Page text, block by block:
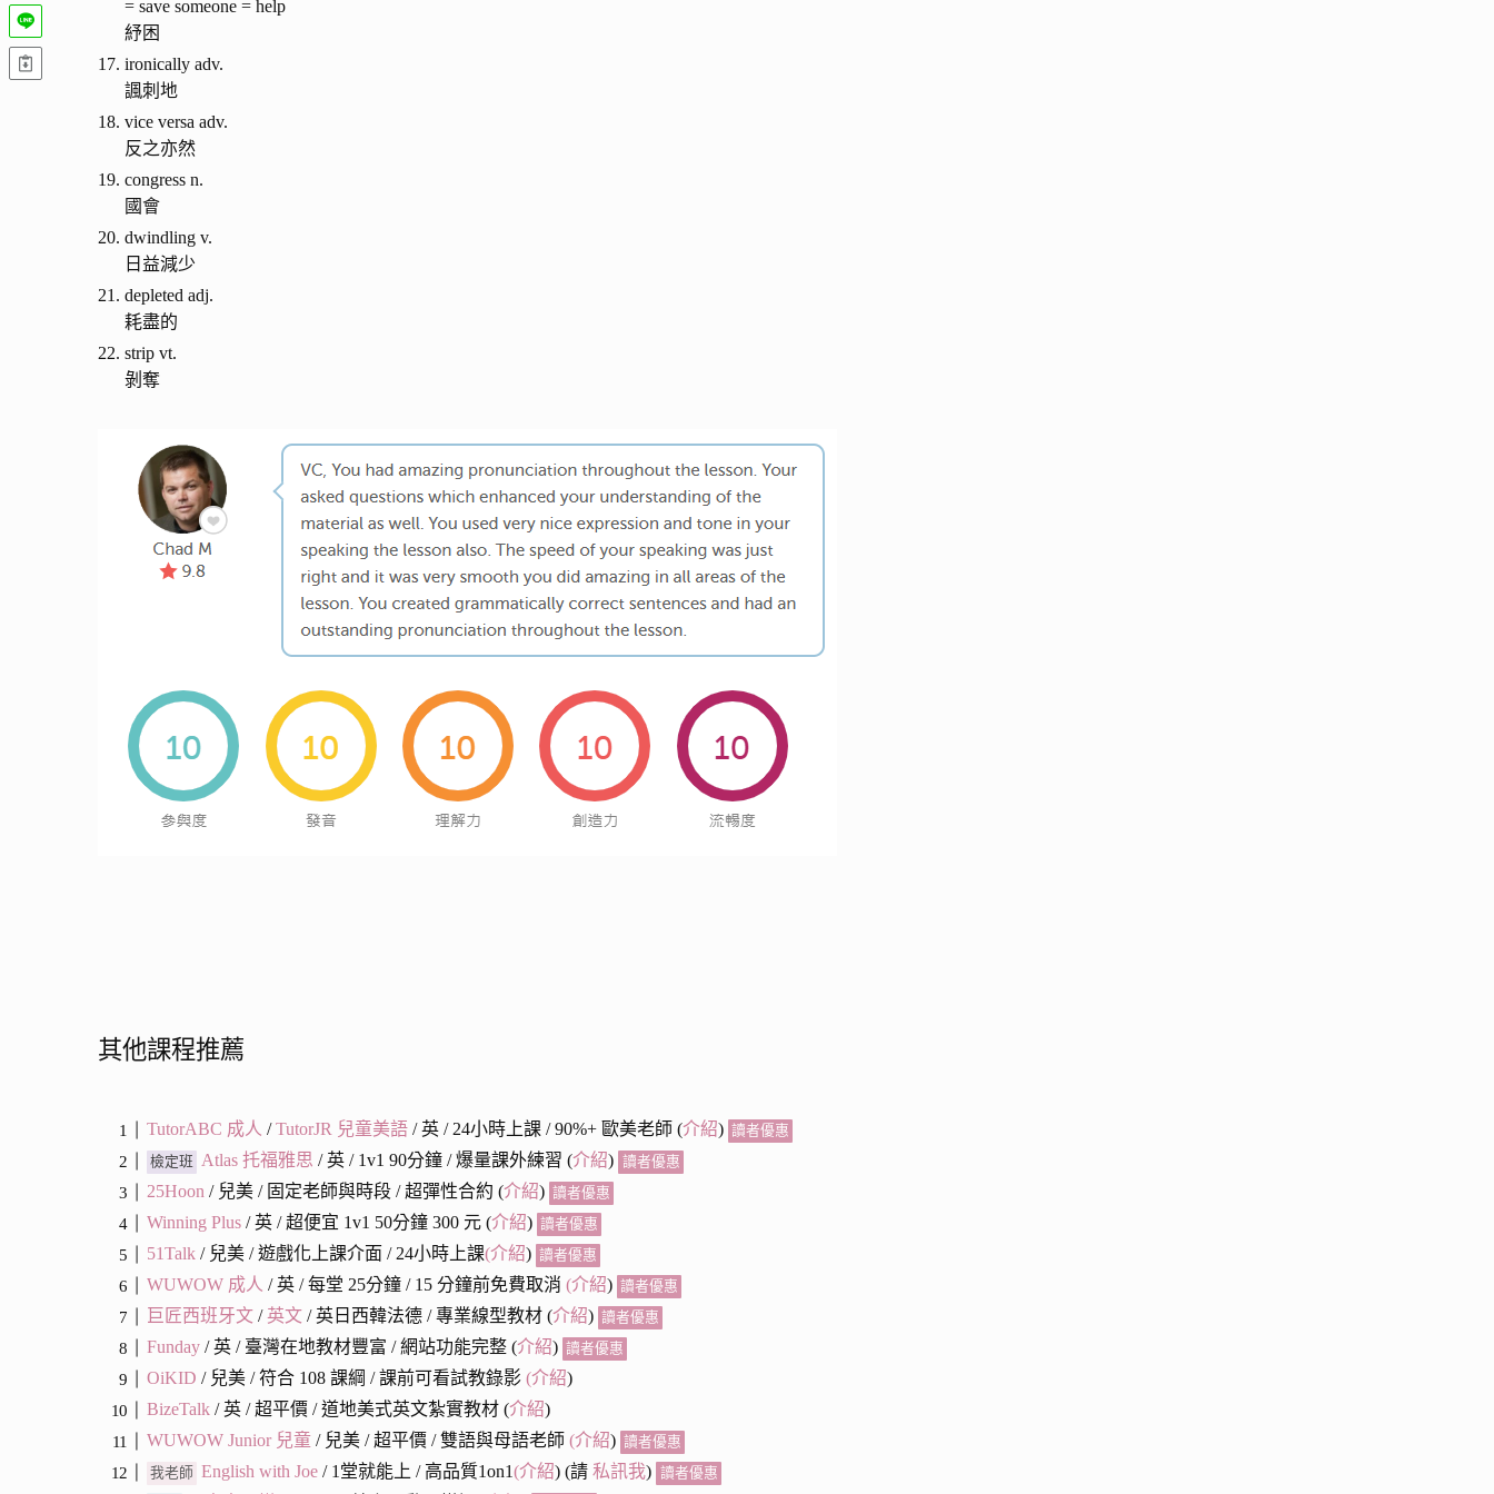
= save someone = help
紓困
ironically adv.
諷刺地
vice versa adv.
反之亦然
congress n.
國會
dwindling v.
日益減少
depleted adj.
耗盡的
strip vt.
剝奪
其他課程推薦
TutorABC 成人 /TutorJR 兒童美語 / 英 / 24小時上課 / 90%+ 歐美老師 (介紹) 讀者優惠
檢定班
Atlas 托福雅思 / 英 / 1v1 90分鐘 / 爆量課外練習 (介紹) 讀者優惠
25Hoon / 兒美 / 固定老師與時段 / 超彈性合約 (介紹) 讀者優惠
Winning Plus / 英 / 超便宜 1v1 50分鐘 300 元 (介紹) 讀者優惠
51Talk / 兒美 / 遊戲化上課介面 / 24小時上課(介紹) 讀者優惠
WUWOW 成人 / 英 / 每堂 25分鐘 / 15 分鐘前免費取消 (介紹) 讀者優惠
巨匠西班牙文 /英文 / 英日西韓法德 / 專業線型教材 (介紹) 讀者優惠
Funday / 英 / 臺灣在地教材豐富 / 網站功能完整 (介紹) 讀者優惠
OiKID / 兒美 / 符合 108 課綱 / 課前可看試教錄影 (介紹)
BizeTalk / 英 / 超平價 / 道地美式英文紮實教材 (介紹)
WUWOW Junior 兒童 / 兒美 / 超平價 / 雙語與母語老師 (介紹) 讀者優惠
我老師 English with Joe / 1堂就能上 / 高品質1on1(介紹) (請私訊我) 讀者優惠